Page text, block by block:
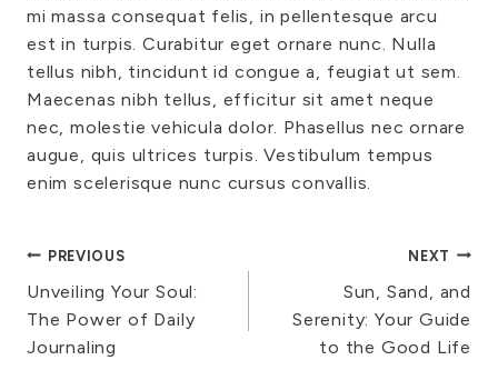
mi massa consequat felis, in pellentesque arcu
est in turpis. Curabitur eget ornare nunc. Nulla
tellus nibh, tincidunt id congue a, feugiat ut sem.
Maecenas nibh tellus, efficitur sit amet neque
nec, molestie vehicula dolor. Phasellus nec ornare
augue, quis ultrices turpis. Vestibulum tempus
enim scelerisque nunc cursus convallis.
Post
navigation
PREVIOUS
Unveiling Your Soul:
The Power of Daily
Journaling
NEXT
Sun, Sand, and
Serenity: Your Guide
to the Good Life